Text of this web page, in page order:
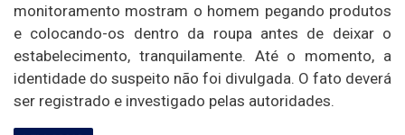
monitoramento mostram o homem pegando produtos
e colocando-os dentro da roupa antes de deixar o
estabelecimento, tranquilamente. Até o momento, a
identidade do suspeito não foi divulgada. O fato deverá
ser registrado e investigado pelas autoridades.